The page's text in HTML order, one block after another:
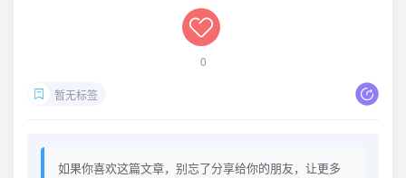
0
暂无标签
如果你喜欢这篇文章，别忘了分享给你的朋友，让更多